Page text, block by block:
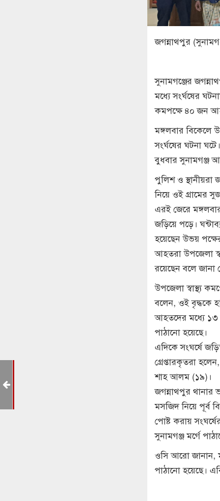
জগন্নাথপুর
সুনামগঞ্জের
মধ্যে সংর্ঘষের
কমপক্ষে ৪০ জন
মঙ্গলবার বিকেলে
সংর্ঘষের ঘটনা
বুধবার সুনামগঞ্জ
পুলিশ ও স্থানীয়রা
নিয়ে ওই গ্রামের
এরই জেরে
জড়িয়ে পড়ে।
হয়েছেন উভয়
আহতরা উপজেলা
রয়েছেন বলে জানা
উপজেলা স্বাস্থ্য
বলেন, ওই বৃদ্ধকে
আহতদের মধ্যে
পাঠানো হয়েছে।
এদিকে সংঘর্ষে
গ্রেপ্তারকৃতরা
শাহ আলম (১৯)।
জগন্নাথপুর থানার
মসজিদ নিয়ে পূর্ব
পোষ্ট করায়
সুনামগঞ্জ মর্গে
ওসি আরো জানান,
পাঠানো হয়েছে।